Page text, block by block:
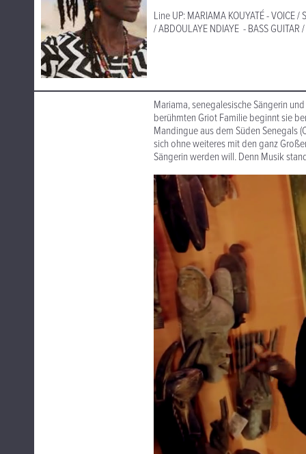
Line UP: MARIAMA KOUYATÉ - VOICE
/ ABDOULAYE NDIAYE - BASS
Mariama, senegalesische Sängerin
berühmten Griot Familie beginnt sie
Mandingue aus dem Süden Senegals
sich ohne weiteres mit den ganz
Sängerin werden will. Denn Musik